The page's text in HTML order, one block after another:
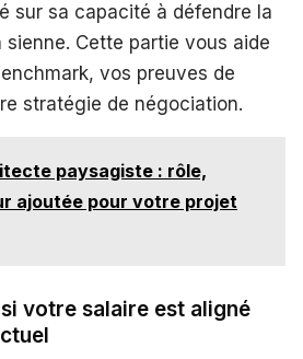
sur sa capacité à défendre la
Cette partie vous aide
vos preuves de
stratégie de négociation.
paysagiste : rôle,
ajoutée pour votre projet
votre salaire est aligné